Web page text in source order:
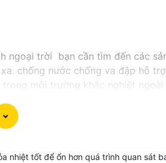
trời bạn cần tìm đến các
chống nước chống va đập hỗ
môi trường khắc nghiệt
nhiệt tốt để ổn hơn quá trình quan sát